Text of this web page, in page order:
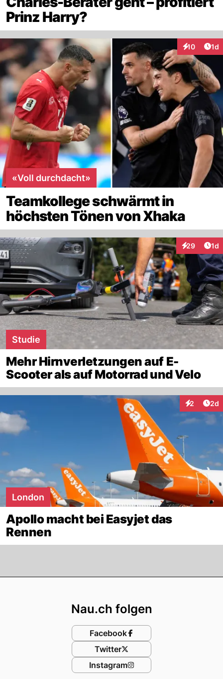
Prinz Harry?
10 1d
«Voll durchdacht»
Teamkollege schwärmt in
höchsten Tönen von Xhaka
29
Interaktionen
1d
Studie
Mehr Hirnverletzungen auf E-
Scooter als auf Motorrad und Velo
2 2d
London
Apollo macht bei Easyjet das
Rennen
Nau.ch folgen
Facebook
Twitter
Instagram